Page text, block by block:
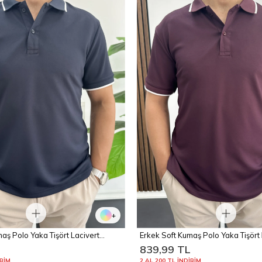
+
Polo Yaka Tişört Lacivert
Erkek Soft Kumaş Polo Yaka
839,99 TL